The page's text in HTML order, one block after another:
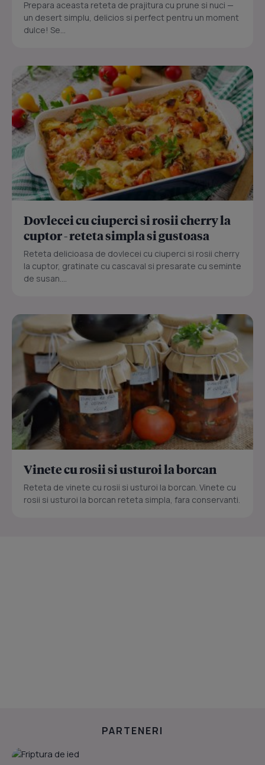
Prepara aceasta reteta de prajitura cu prune si nuci —
un desert simplu, delicios si perfect pentru un moment
dulce! Se...
Dovlecei cu ciuperci si rosii cherry la
cuptor - reteta simpla si gustoasa
Reteta delicioasa de dovlecei cu ciuperci si rosii cherry
la cuptor, gratinate cu cascaval si presarate cu seminte
de susan....
Vinete cu rosii si usturoi la borcan
Reteta de vinete cu rosii si usturoi la borcan. Vinete cu
rosii si usturoi la borcan reteta simpla, fara conservanti.
PARTENERI